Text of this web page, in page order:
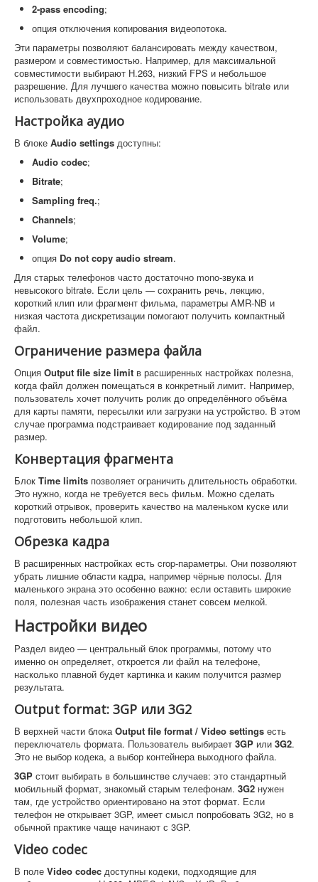
2-pass encoding;
опция отключения копирования видеопотока.
Эти параметры позволяют балансировать между качеством,
размером и совместимостью. Например, для максимальной
совместимости выбирают H.263, низкий FPS и небольшое
разрешение. Для лучшего качества можно повысить bitrate или
использовать двухпроходное кодирование.
Настройка аудио
В блоке Audio settings доступны:
Audio codec;
Bitrate;
Sampling freq.;
Channels;
Volume;
опция Do not copy audio stream.
Для старых телефонов часто достаточно mono-звука и
невысокого bitrate. Если цель — сохранить речь, лекцию,
короткий клип или фрагмент фильма, параметры AMR-NB и
низкая частота дискретизации помогают получить компактный
файл.
Ограничение размера файла
Опция Output file size limit в расширенных настройках полезна,
когда файл должен помещаться в конкретный лимит. Например,
пользователь хочет получить ролик до определённого объёма
для карты памяти, пересылки или загрузки на устройство. В этом
случае программа подстраивает кодирование под заданный
размер.
Конвертация фрагмента
Блок Time limits позволяет ограничить длительность обработки.
Это нужно, когда не требуется весь фильм. Можно сделать
короткий отрывок, проверить качество на маленьком куске или
подготовить небольшой клип.
Обрезка кадра
В расширенных настройках есть crop-параметры. Они позволяют
убрать лишние области кадра, например чёрные полосы. Для
маленького экрана это особенно важно: если оставить широкие
поля, полезная часть изображения станет совсем мелкой.
Настройки видео
Раздел видео — центральный блок программы, потому что
именно он определяет, откроется ли файл на телефоне,
насколько плавной будет картинка и каким получится размер
результата.
Output format: 3GP или 3G2
В верхней части блокаOutput file format / Video settings есть
переключатель формата. Пользователь выбирает 3GP или 3G2.
Это не выбор кодека, а выбор контейнера выходного файла.
3GP стоит выбирать в большинстве случаев: это стандартный
мобильный формат, знакомый старым телефонам. 3G2 нужен
там, где устройство ориентировано на этот формат. Если
телефон не открывает 3GP, имеет смысл попробовать 3G2, но в
обычной практике чаще начинают с 3GP.
Video codec
В поле Video codec доступны кодеки, подходящие для